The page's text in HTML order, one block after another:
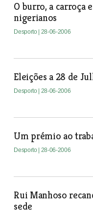
O burro, a carroça
nigerianos
Desporto | 28-06-2006
Eleições a 28 de
Desporto | 28-06-2006
Um prémio ao
Desporto | 28-06-2006
Rui Manhoso
sede